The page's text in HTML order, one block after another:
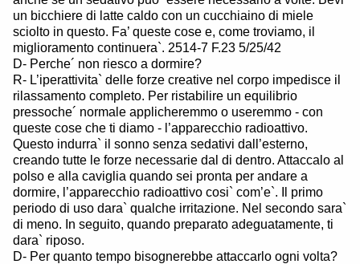
un bicchiere di latte caldo con un cucchiaino di miele
sciolto in questo. Fa’ queste cose e, come troviamo, il
miglioramento continuera`. 2514-7 F.23 5/25/42
D- Perche´ non riesco a dormire?
R- L’iperattivita` delle forze creative nel corpo impedisce il
rilassamento completo. Per ristabilire un equilibrio
pressoche´ normale applicheremmo o useremmo - con
queste cose che ti diamo - l’apparecchio radioattivo.
Questo indurra` il sonno senza sedativi dall’esterno,
creando tutte le forze necessarie dal di dentro. Attaccalo al
polso e alla caviglia quando sei pronta per andare a
dormire, l’apparecchio radioattivo cosi` com’e`. Il primo
periodo di uso dara` qualche irritazione. Nel secondo sara`
di meno. In seguito, quando preparato adeguatamente, ti
dara` riposo.
D- Per quanto tempo bisognerebbe attaccarlo ogni volta?